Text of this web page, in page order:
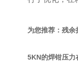
为您推荐：残
5KN的焊钳压力